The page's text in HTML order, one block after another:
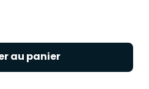
au panier